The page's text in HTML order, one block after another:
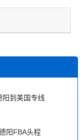
阳到美国专线
阳FBA头程